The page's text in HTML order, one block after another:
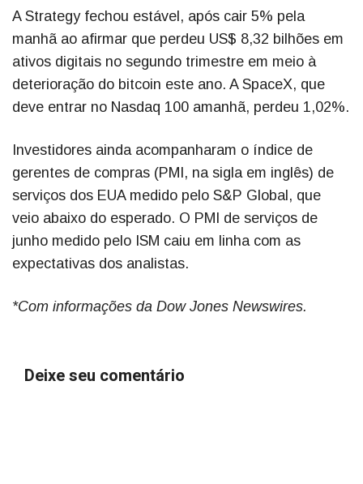
A Strategy fechou estável, após cair 5% pela
manhã ao afirmar que perdeu US$ 8,32 bilhões em
ativos digitais no segundo trimestre em meio à
deterioração do bitcoin este ano. A SpaceX, que
deve entrar no Nasdaq 100 amanhã, perdeu 1,02%.
Investidores ainda acompanharam o índice de
gerentes de compras (PMI, na sigla em inglês) de
serviços dos EUA medido pelo S&P Global, que
veio abaixo do esperado. O PMI de serviços de
junho medido pelo ISM caiu em linha com as
expectativas dos analistas.
*Com informações da Dow Jones Newswires.
Deixe seu comentário